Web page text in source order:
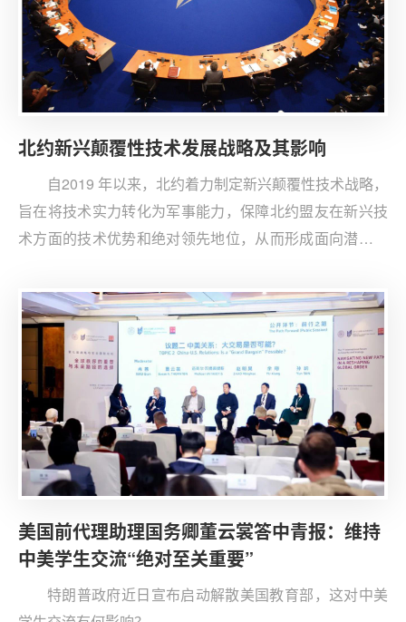
北约新兴颠覆性技术发展战略及其影响
自2019 年以来，北约着力制定新兴颠覆性技术战略，
旨在将技术实力转化为军事能力，保障北约盟友在新兴技
术方面的技术优势和绝对领先地位，从而形成面向潜在对
美国前代理助理国务卿董云裳答中青报：维持
中美学生交流“绝对至关重要”
特朗普政府近日宣布启动解散美国教育部，这对中美